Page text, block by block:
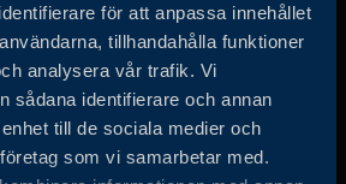
för att anpassa innehållet
tillhandahålla funktioner
analysera vår trafik. Vi
sådana identifierare och annan
till de sociala medier och
som vi samarbetar med.